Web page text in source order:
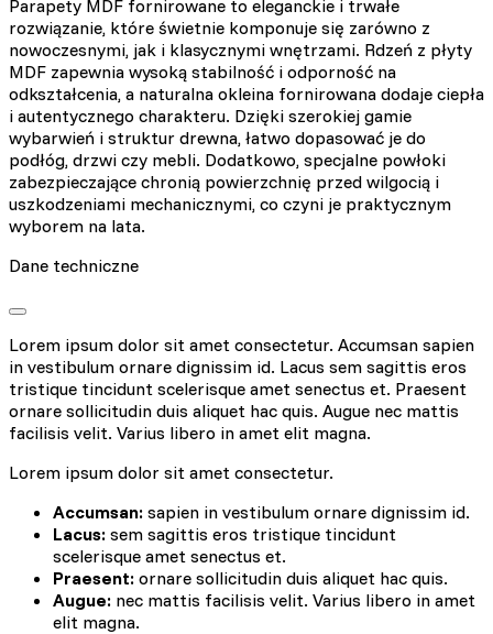
Parapety MDF fornirowane to eleganckie i trwałe
rozwiązanie, które świetnie komponuje się zarówno z
nowoczesnymi, jak i klasycznymi wnętrzami. Rdzeń z płyty
MDF zapewnia wysoką stabilność i odporność na
odkształcenia, a naturalna okleina fornirowana dodaje ciepła
i autentycznego charakteru. Dzięki szerokiej gamie
wybarwień i struktur drewna, łatwo dopasować je do
podłóg, drzwi czy mebli. Dodatkowo, specjalne powłoki
zabezpieczające chronią powierzchnię przed wilgocią i
uszkodzeniami mechanicznymi, co czyni je praktycznym
wyborem na lata.
Dane techniczne
Lorem ipsum dolor sit amet consectetur. Accumsan sapien
in vestibulum ornare dignissim id. Lacus sem sagittis eros
tristique tincidunt scelerisque amet senectus et. Praesent
ornare sollicitudin duis aliquet hac quis. Augue nec mattis
facilisis velit. Varius libero in amet elit magna.
Lorem ipsum dolor sit amet consectetur.
Accumsan: sapien in vestibulum ornare dignissim id.
Lacus: sem sagittis eros tristique tincidunt
scelerisque amet senectus et.
Praesent: ornare sollicitudin duis aliquet hac quis.
Augue: nec mattis facilisis velit. Varius libero in amet
elit magna.